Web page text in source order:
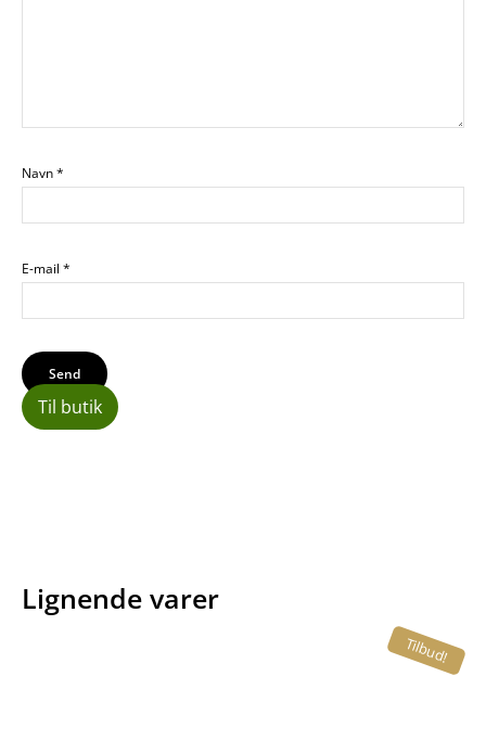
Navn*
E-mail *
Til butik
Lignende varer
Tilbud!